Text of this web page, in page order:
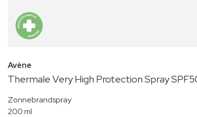
Avène
Thermale Very High Protection Spray
Zonnebrandspray
200 ml